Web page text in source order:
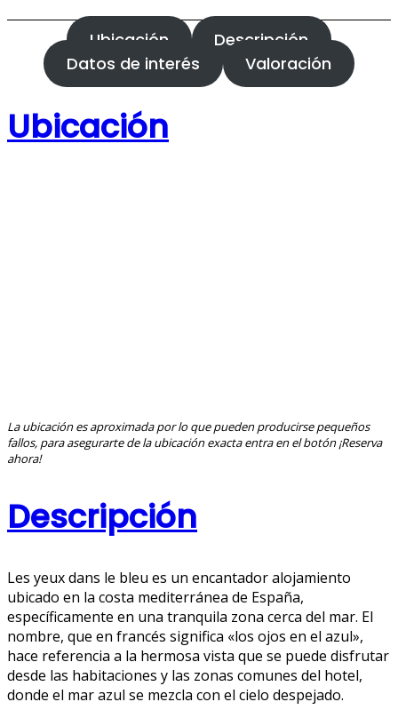
Ubicación
Descripción
Datos de interés
Valoración
Ubicación
La ubicación es aproximada por lo que pueden producirse pequeños
fallos, para asegurarte de la ubicación exacta entra en el botón ¡Reserva
ahora!
Descripción
Les yeux dans le bleu es un encantador alojamiento
ubicado en la costa mediterránea de España,
específicamente en una tranquila zona cerca del mar. El
nombre, que en francés significa «los ojos en el azul»,
hace referencia a la hermosa vista que se puede disfrutar
desde las habitaciones y las zonas comunes del hotel,
donde el mar azul se mezcla con el cielo despejado.